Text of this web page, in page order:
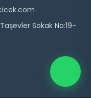
Sokak No:19-